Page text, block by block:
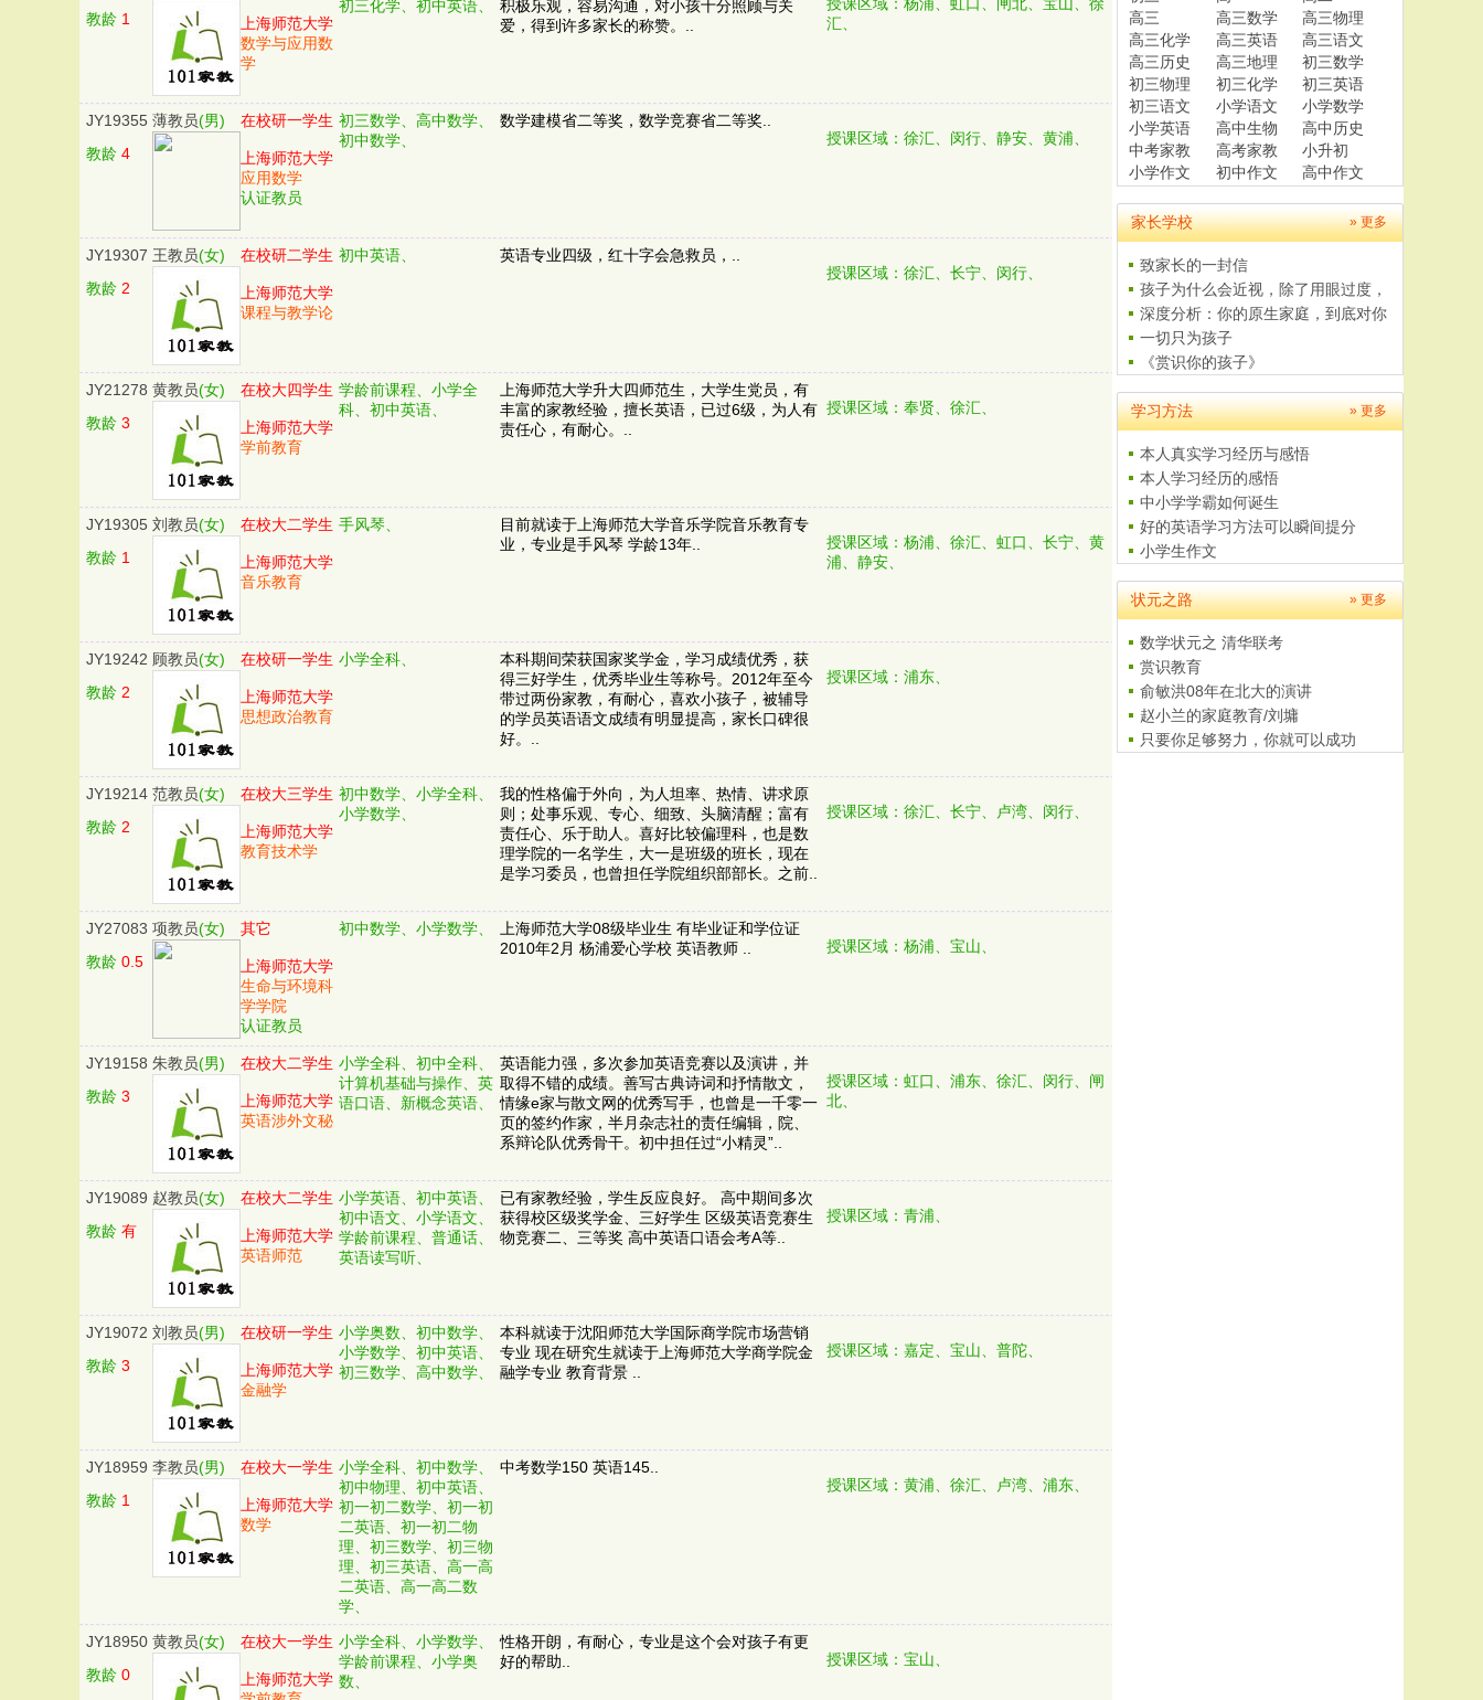
教龄 1
上海师范大学
数学与应用数
学
初三化学、初中英语、
积极乐观，容易沟通，对小孩十分照顾与关
爱，得到许多家长的称赞。..
汇、
JY19355
教龄 4
薄教员(男) 在校研一学生
上海师范大学
应用数学
认证教员
初三数学、高中数学、
初中数学、
数学建模省二等奖，数学竞赛省二等奖..
授课区域：徐汇、闵行、静安、黄浦、
JY19307
教龄 2
王教员(女) 在校研二学生
上海师范大学
课程与教学论
初中英语、
英语专业四级，红十字会急救员，..
授课区域：徐汇、长宁、闵行、
JY21278
教龄 3
黄教员(女) 在校大四学生
上海师范大学
学前教育
学龄前课程、小学全
科、初中英语、
上海师范大学升大四师范生，大学生党员，有
丰富的家教经验，擅长英语，已过6级，为人有
责任心，有耐心。..
授课区域：奉贤、徐汇、
JY19305
教龄 1
刘教员(女) 在校大二学生
上海师范大学
音乐教育
手风琴、
目前就读于上海师范大学音乐学院音乐教育专
业，专业是手风琴 学龄13年..
授课区域：杨浦、徐汇、虹口、长宁、黄
浦、静安、
JY19242
教龄 2
顾教员(女) 在校研一学生
上海师范大学
思想政治教育
小学全科、
本科期间荣获国家奖学金，学习成绩优秀，获
得三好学生，优秀毕业生等称号。2012年至今
带过两份家教，有耐心，喜欢小孩子，被辅导
的学员英语语文成绩有明显提高，家长口碑很
好。..
授课区域：浦东、
JY19214
教龄 2
范教员(女) 在校大三学生
上海师范大学
教育技术学
初中数学、小学全科、
小学数学、
我的性格偏于外向，为人坦率、热情、讲求原
则；处事乐观、专心、细致、头脑清醒；富有
责任心、乐于助人。喜好比较偏理科，也是数
理学院的一名学生，大一是班级的班长，现在
是学习委员，也曾担任学院组织部部长。之前..
授课区域：徐汇、长宁、卢湾、闵行、
JY27083
教龄 0.5
项教员(女) 其它
上海师范大学
生命与环境科
学学院
认证教员
初中数学、小学数学、
上海师范大学08级毕业生 有毕业证和学位证
2010年2月 杨浦爱心学校 英语教师 ..
授课区域：杨浦、宝山、
JY19158
教龄 3
朱教员(男) 在校大二学生
上海师范大学
英语涉外文秘
小学全科、初中全科、
计算机基础与操作、英
语口语、新概念英语、
英语能力强，多次参加英语竞赛以及演讲，并
取得不错的成绩。善写古典诗词和抒情散文，
情缘e家与散文网的优秀写手，也曾是一千零一
页的签约作家，半月杂志社的责任编辑，院、
系辩论队优秀骨干。初中担任过“小精灵”..
授课区域：虹口、浦东、徐汇、闵行、闸
北、
JY19089
教龄 有
赵教员(女) 在校大二学生
上海师范大学
英语师范
小学英语、初中英语、
初中语文、小学语文、
学龄前课程、普通话、
英语读写听、
已有家教经验，学生反应良好。 高中期间多次
获得校区级奖学金、三好学生 区级英语竞赛生
物竞赛二、三等奖 高中英语口语会考A等..
授课区域：青浦、
JY19072
教龄 3
刘教员(男) 在校研一学生
上海师范大学
金融学
小学奥数、初中数学、
小学数学、初中英语、
初三数学、高中数学、
本科就读于沈阳师范大学国际商学院市场营销
专业 现在研究生就读于上海师范大学商学院金
融学专业 教育背景 ..
授课区域：嘉定、宝山、普陀、
JY18959
教龄 1
李教员(男) 在校大一学生
上海师范大学
数学
小学全科、初中数学、
初中物理、初中英语、
初一初二数学、初一初
二英语、初一初二物
理、初三数学、初三物
理、初三英语、高一高
二英语、高一高二数
学、
中考数学150 英语145..
授课区域：黄浦、徐汇、卢湾、浦东、
JY18950
教龄 0
黄教员(女) 在校大一学生
上海师范大学
小学全科、小学数学、
学龄前课程、小学奥
数、
性格开朗，有耐心，专业是这个会对孩子有更
好的帮助..
授课区域：宝山、
高三
高三数学
高三物理
高三化学
高三英语
高三语文
高三历史
高三地理
初三数学
初三物理
初三化学
初三英语
初三语文
小学语文
小学数学
小学英语
高中生物
高中历史
中考家教
高考家教
小升初
小学作文
初中作文 高中作文
» 更多
家长学校
致家长的一封信
孩子为什么会近视，除了用眼过度，
这..深度分析：你的原生家庭，到底对你
有..一切只为孩子
《赏识你的孩子》
给学生家长的一封信
» 更多
学习方法
本人真实学习经历与感悟
本人学习经历的感悟
中小学学霸如何诞生
好的英语学习方法可以瞬间提分
小学生作文
4至5岁儿童美术培养计划
» 更多
状元之路
数学状元之 清华联考
赏识教育
俞敏洪08年在北大的演讲
赵小兰的家庭教育/刘墉
只要你足够努力，你就可以成功